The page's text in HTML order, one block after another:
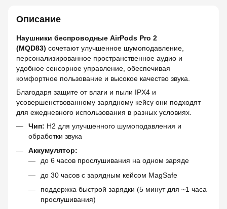
Описание
Наушники беспроводные AirPods Pro 2
(MQD83) сочетают улучшенное шумоподавление,
персонализированное пространственное аудио и
удобное сенсорное управление, обеспечивая
комфортное пользование и высокое качество звука.
Благодаря защите от влаги и пыли IPX4 и
усовершенствованному зарядному кейсу они подходят
для ежедневного использования в разных условиях.
Чип: H2 для улучшенного шумоподавления и
обработки звука
Аккумулятор:
до 6 часов прослушивания на одном заряде
до 30 часов с зарядным кейсом MagSafe
поддержка быстрой зарядки (5 минут для ~1 часа
прослушивания)